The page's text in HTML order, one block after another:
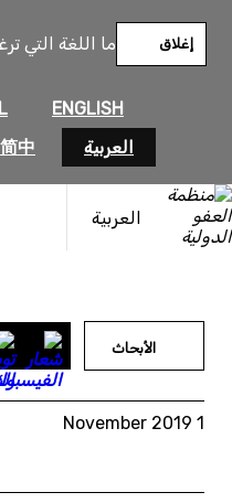
ما اللغة التي
ENGLISH
العربية
简中
إغلاق
العربية
المحتوى
الأبحاث
1 November 2019